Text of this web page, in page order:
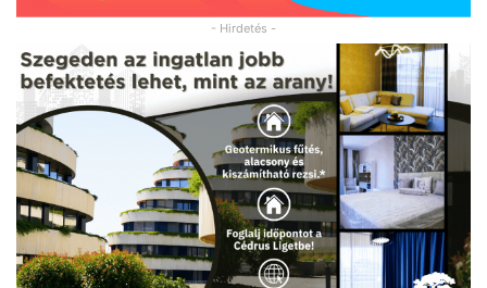
- Hirdetés -